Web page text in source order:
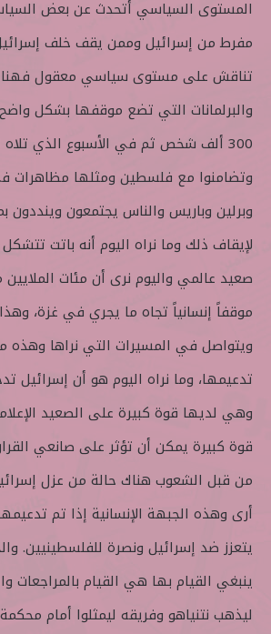
المستوى السياسي أتحدث عن بعض
مفرط من إسرائيل وممن يقف خلف إسرائيل
تناقش على مستوى سياسي معقول
والبرلمانات التي تضع موقفها بشكل
300 ألف شخص ثم في الأسبوع الذي
وتضامنوا مع فلسطين ومثلها مظاهرات
وبرلين وباريس والناس يجتمعون
لإيقاف ذلك وما نراه اليوم أنه باتت
صعيد عالمي واليوم نرى أن مئات
موقفاً إنسانياً تجاه ما يجري في غزة،
ويتواصل في المسيرات التي نراها
تدعيمها، وما نراه اليوم هو أن إسرائيل
وهي لديها قوة كبيرة على الصعيد
قوة كبيرة يمكن أن تؤثر على صانعي
من قبل الشعوب هناك حالة من عزل
أرى وهذه الجبهة الإنسانية إذا تم
يتعزز ضد إسرائيل ونصرة للفلسطينيين.
ينبغي القيام بها هي القيام بالمراجعات
ليذهب نتنياهو وفريقه ليمثلوا أمام